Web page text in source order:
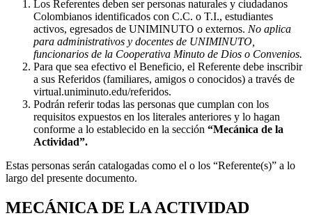
Los Referentes deben ser personas naturales y ciudadanos
Colombianos identificados con C.C. o T.I., estudiantes
activos, egresados de UNIMINUTO o externos. No aplica
para administrativos y docentes de UNIMINUTO,
funcionarios de la Cooperativa Minuto de Dios o Convenios.
Para que sea efectivo el Beneficio, el Referente debe inscribir
a sus Referidos (familiares, amigos o conocidos) a través de
virtual.uniminuto.edu/referidos.
Podrán referir todas las personas que cumplan con los
requisitos expuestos en los literales anteriores y lo hagan
conforme a lo establecido en la sección “Mecánica de la
Actividad”.
Estas personas serán catalogadas como el o los “Referente(s)” a lo
largo del presente documento.
MECÁNICA DE LA ACTIVIDAD